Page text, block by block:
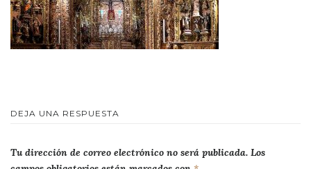
DEJA UNA RESPUESTA
Tu dirección de correo electrónico no será publicada. Los